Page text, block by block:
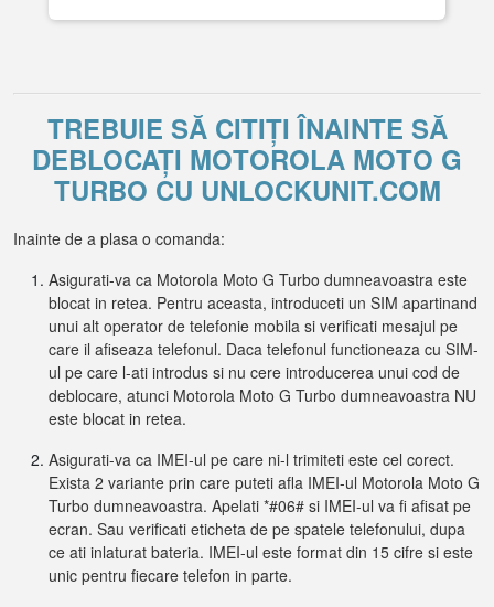
TREBUIE SĂ CITIȚI ÎNAINTE SĂ
DEBLOCAȚI MOTOROLA MOTO G
TURBO CU UNLOCKUNIT.COM
Inainte de a plasa o comanda:
Asigurati-va ca Motorola Moto G Turbo dumneavoastra este
blocat in retea. Pentru aceasta, introduceti un SIM apartinand
unui alt operator de telefonie mobila si verificati mesajul pe
care il afiseaza telefonul. Daca telefonul functioneaza cu SIM-
ul pe care l-ati introdus si nu cere introducerea unui cod de
deblocare, atunci Motorola Moto G Turbo dumneavoastra NU
este blocat in retea.
Asigurati-va ca IMEI-ul pe care ni-l trimiteti este cel corect.
Exista 2 variante prin care puteti afla IMEI-ul Motorola Moto G
Turbo dumneavoastra. Apelati *#06# si IMEI-ul va fi afisat pe
ecran. Sau verificati eticheta de pe spatele telefonului, dupa
ce ati inlaturat bateria. IMEI-ul este format din 15 cifre si este
unic pentru fiecare telefon in parte.